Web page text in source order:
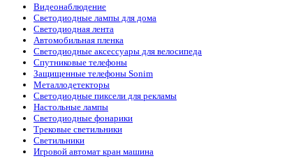
Видеонаблюдение
Светодиодные лампы для дома
Светодиодная лента
Автомобильная пленка
Светодиодные аксессуары для велосипеда
Спутниковые телефоны
Защищенные телефоны Sonim
Металлодетекторы
Светодиодные пиксели для рекламы
Настольные лампы
Светодиодные фонарики
Трековые светильники
Светильники
Игровой автомат кран машина